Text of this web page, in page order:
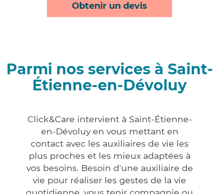
Obtenir un devis
Parmi nos services à Saint-
Étienne-en-Dévoluy
Click&Care intervient à Saint-Étienne-
en-Dévoluy en vous mettant en
contact avec les auxiliaires de vie les
plus proches et les mieux adaptées à
vos besoins. Besoin d'une auxiliaire de
vie pour réaliser les gestes de la vie